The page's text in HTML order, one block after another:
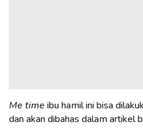
Me time ibu hamil ini bisa
dan akan dibahas dalam artikel